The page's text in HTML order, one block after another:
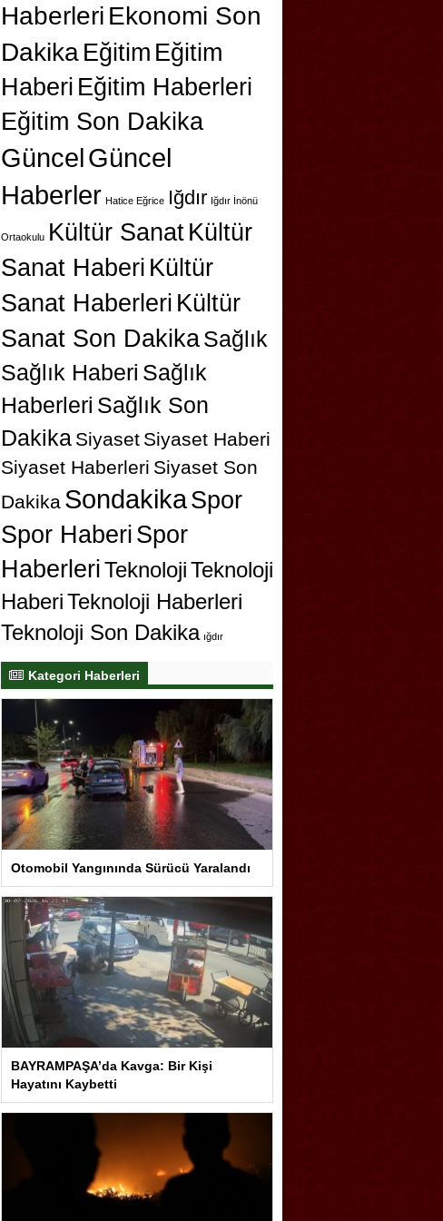
Haberleri Ekonomi Son
Dakika Eğitim Eğitim
Haberi Eğitim Haberleri
Eğitim Son Dakika
GüncelGüncel
Haberler Hatice Eğrice Iğdır Iğdır İnönü
Ortaokulu Kültür SanatKültür
Sanat Haberi Kültür
Sanat Haberleri Kültür
Sanat Son DakikaSağlık
Sağlık Haberi Sağlık
Haberleri Sağlık Son
Dakika Siyaset Siyaset Haberi
Siyaset Haberleri Siyaset Son
Dakika SondakikaSpor
Spor Haberi Spor
HaberleriTeknolojiTeknoloji
HaberiTeknoloji Haberleri
Teknoloji Son Dakika ığdır
Kategori Haberleri
Otomobil Yangınında Sürücü Yaralandı
BAYRAMPAŞA’da Kavga: Bir Kişi
Hayatını Kaybetti